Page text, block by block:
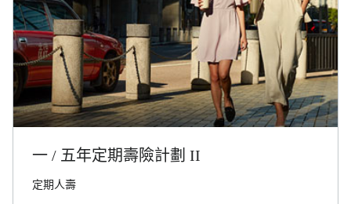
一 / 五年定期壽險計劃 II
定期人壽